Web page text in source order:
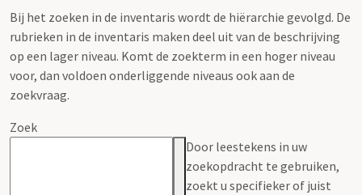
Bij het zoeken in de inventaris wordt de hiërarchie gevolgd. De
rubrieken in de inventaris maken deel uit van de beschrijving
op een lager niveau. Komt de zoekterm in een hoger niveau
voor, dan voldoen onderliggende niveaus ook aan de
zoekvraag.
Zoek
Door leestekens in uw
zoekopdracht te gebruiken,
zoekt u specifieker of juist